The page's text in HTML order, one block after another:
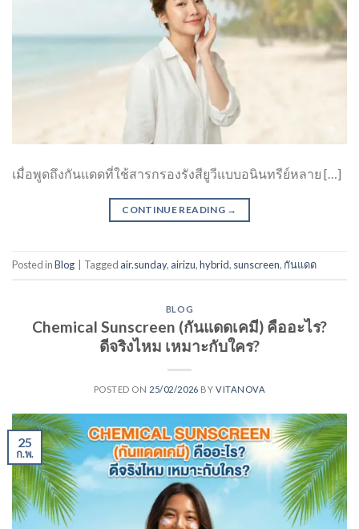
เมื่อพูดถึงกันแดดที่ใช้สารกรองรังสียูวีแบบอนินทรีย์หลาย […]
CONTINUE READING →
Posted inBlog Tagged air.sunday, airizu,hybrid, sunscreen, กันแดด
BLOG
Chemical Sunscreen (กันแดดเคมี) คืออะไร?
ดีจริงไหม เหมาะกับใคร?
POSTED ON 25/02/2026 BY VITANOVA
25
ก.พ.